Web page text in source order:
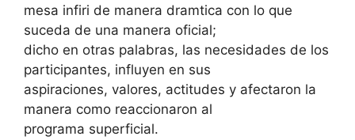
mesa infiri de manera dramtica con lo que
suceda de una manera oficial;
dicho en otras palabras, las necesidades de los
participantes, influyen en sus
aspiraciones, valores, actitudes y afectaron la
manera como reaccionaron al
programa superficial.